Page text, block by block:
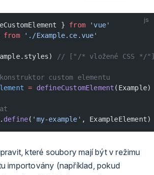
js
} from 'vue'
from './Example.ce.vue'
// ["/* vložené CSS */
custom elementu
= defineCustomElement (Example)
define( 'my-example' , ExampleElement)
které soubory mají být v režimu
importovány (například, pokud